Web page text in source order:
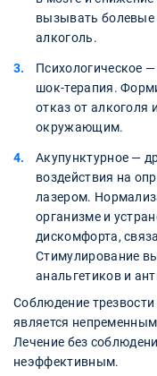
вызывать болевые
алкоголь.
Психологическое —
шок-терапия.
отказ от алкоголя
окружающим.
Акупунктурное —
воздействия на
лазером.
организме и
дискомфорта,
Стимулирование
анальгетиков и
Соблюдение
является
Лечение без
неэффективным.